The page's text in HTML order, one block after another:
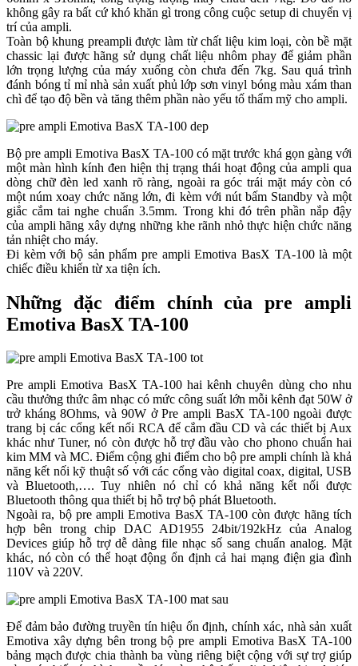
không gây ra bất cứ khó khăn gì trong công cuộc setup di chuyển vị
trí của ampli.
Toàn bộ khung preampli được làm từ chất liệu kim loại, còn bề mặt
chassic lại được hãng sử dụng chất liệu nhôm phay để giảm phần
lớn trọng lượng của máy xuống còn chưa đến 7kg. Sau quá trình
đánh bóng tỉ mỉ nhà sản xuất phủ lớp sơn vinyl bóng màu xám than
chì để tạo độ bền và tăng thêm phần nào yếu tố thẩm mỹ cho ampli.
Bộ pre ampli Emotiva BasX TA-100 có mặt trước khá gọn gàng với
một màn hình kính đen hiện thị trạng thái hoạt động của ampli qua
dòng chữ đèn led xanh rõ ràng, ngoài ra góc trái mặt máy còn có
một núm xoay chức năng lớn, đi kèm với nút bấm Standby và một
giắc cắm tai nghe chuẩn 3.5mm. Trong khi đó trên phần nắp đậy
của ampli hãng xây dựng những khe rãnh nhỏ thực hiện chức năng
tản nhiệt cho máy.
Đi kèm với bộ sản phẩm pre ampli Emotiva BasX TA-100 là một
chiếc điều khiển từ xa tiện ích.
Những đặc điểm chính của pre ampli
Emotiva BasX TA-100
Pre ampli Emotiva BasX TA-100 hai kênh chuyên dùng cho nhu
cầu thưởng thức âm nhạc có mức công suất lớn mỗi kênh đạt 50W ở
trở kháng 8Ohms, và 90W ở Pre ampli BasX TA-100 ngoài được
trang bị các cổng kết nối RCA để cắm đầu CD và các thiết bị Aux
khác như Tuner, nó còn được hỗ trợ đầu vào cho phono chuẩn hai
kim MM và MC. Điểm cộng ghi điểm cho bộ pre ampli chính là khả
năng kết nối kỹ thuật số với các cổng vào digital coax, digital, USB
và Bluetooth,…. Tuy nhiên nó chỉ có khả năng kết nối được
Bluetooth thông qua thiết bị hỗ trợ bộ phát Bluetooth.
Ngoài ra, bộ pre ampli Emotiva BasX TA-100 còn được hãng tích
hợp bên trong chip DAC AD1955 24bit/192kHz của Analog
Devices giúp hỗ trợ dễ dàng file nhạc số sang chuẩn analog. Mặt
khác, nó còn có thể hoạt động ổn định cả hai mạng điện gia đình
110V và 220V.
Để đảm bảo đường truyền tín hiệu ổn định, chính xác, nhà sản xuất
Emotiva xây dựng bên trong bộ pre ampli Emotiva BasX TA-100
bảng mạch được chia thành ba vùng riêng biệt cộng với sự trợ giúp